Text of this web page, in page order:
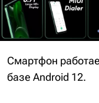
Смартфон
базе Android 12.